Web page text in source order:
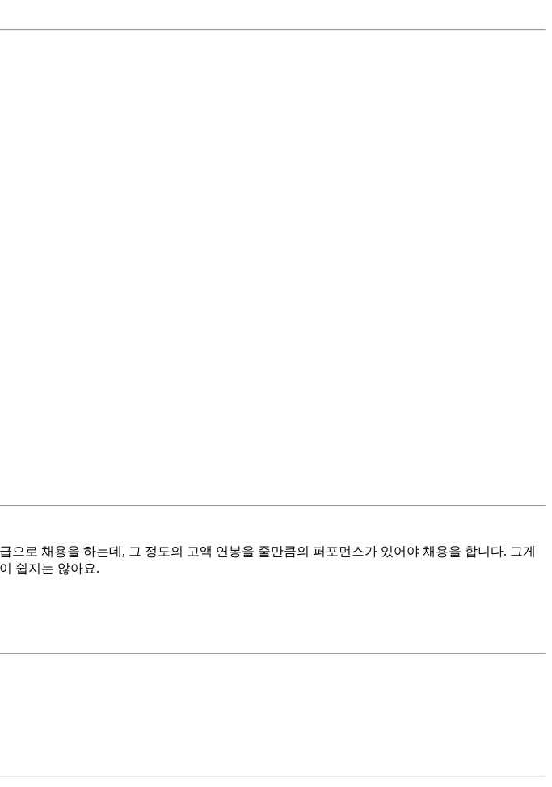
로 채용을 하는데, 그 정도의 고액 연봉을 줄만큼의 퍼포먼스가 있어야 채용을 합니다. 그게
쉽지는 않아요.